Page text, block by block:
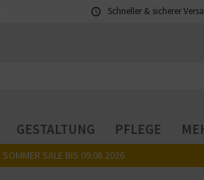
Schneller & sicherer
GESTALTUNG PFLEGE
SOMMER SALE BIS 09.08.2026